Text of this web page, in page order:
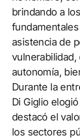
brindando a
asistencia de
autonomía,
Durante la
Di Giglio
destacó el
los sectores